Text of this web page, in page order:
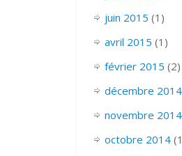
juin 2015 (1)
avril 2015 (1)
février 2015 (2)
décembre 2014
novembre 2014
octobre 2014